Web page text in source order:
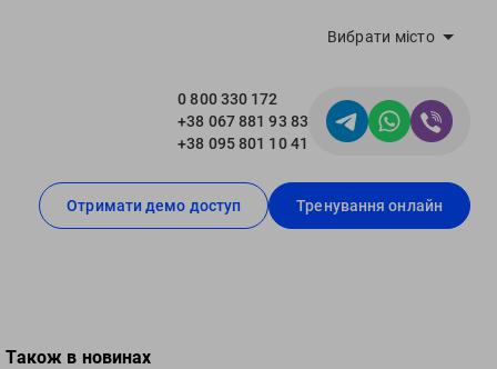
Вибрати місто
0 800 330 172
+38 067 881 93 83
+38 095 801 10 41
Отримати демо доступ Тренування онлайн
Також в новинах